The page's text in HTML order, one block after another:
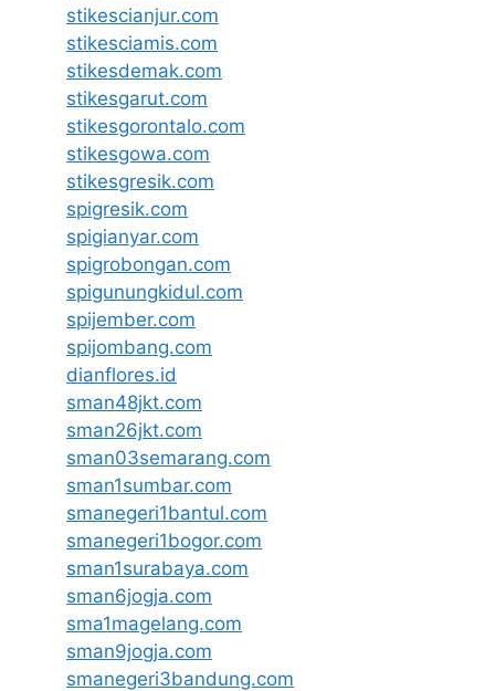
stikescianjur.com
stikesciamis.com
stikesdemak.com
stikesgarut.com
stikesgorontalo.com
stikesgowa.com
stikesgresik.com
spigresik.com
spigianyar.com
spigrobongan.com
spigunungkidul.com
spijember.com
spijombang.com
dianflores.id
sman48jkt.com
sman26jkt.com
sman03semarang.com
sman1sumbar.com
smanegeri1bantul.com
smanegeri1bogor.com
sman1surabaya.com
sman6jogja.com
sma1magelang.com
sman9jogja.com
smanegeri3bandung.com